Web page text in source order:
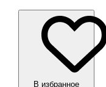
В избранноe